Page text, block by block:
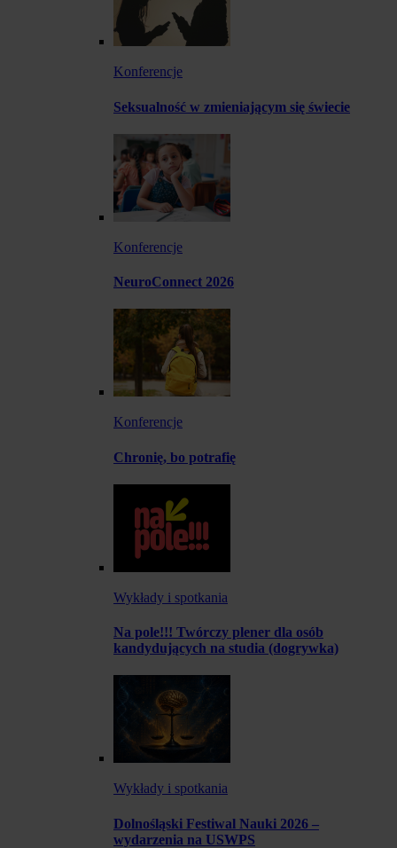
Konferencje
Seksualność w zmieniającym się świecie
Konferencje
NeuroConnect 2026
Konferencje
Chronię, bo potrafię
Wykłady i spotkania
Na pole!!! Twórczy plener dla osób
kandydujących na studia (dogrywka)
Wykłady i spotkania
Dolnośląski Festiwal Nauki 2026 –
wydarzenia na USWPS